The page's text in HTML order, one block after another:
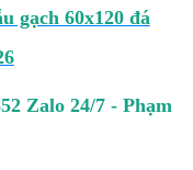
gạch 60x120 đá
Zalo 24/7 - Phạm